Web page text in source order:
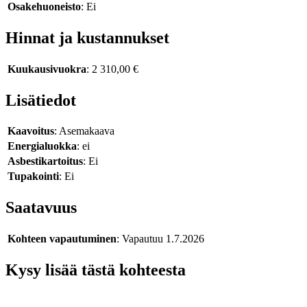
Osakehuoneisto: Ei
Hinnat ja kustannukset
Kuukausivuokra: 2 310,00 €
Lisätiedot
Kaavoitus: Asemakaava
Energialuokka: ei
Asbestikartoitus: Ei
Tupakointi: Ei
Saatavuus
Kohteen vapautuminen: Vapautuu 1.7.2026
Kysy lisää tästä kohteesta